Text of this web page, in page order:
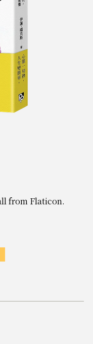
from Flaticon.